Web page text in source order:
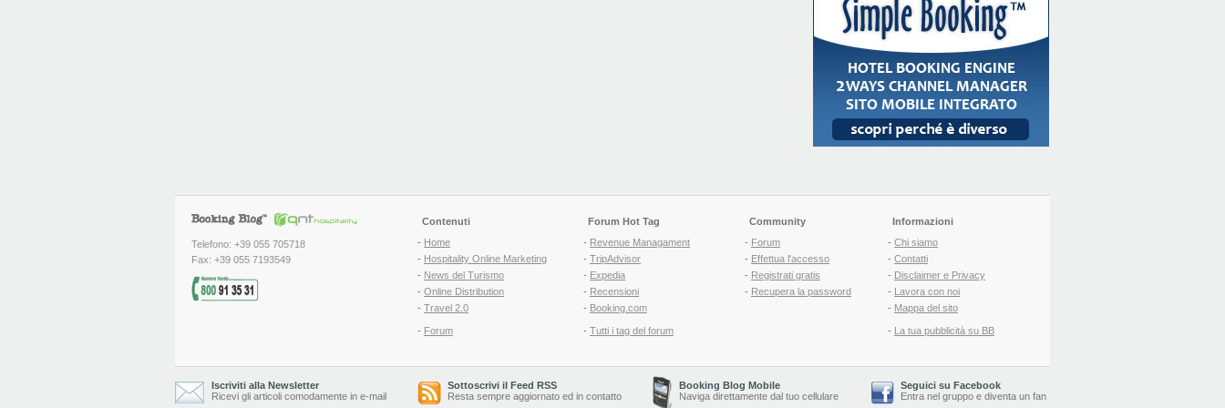
Telefono: +39 055 705718
Fax: +39 055 7193549
Contenuti
- Home
- Hospitality Online Marketing
- News del Turismo
- Online Distribution
- Travel 2.0
- Forum
Forum Hot Tag
- Revenue Managament
- TripAdvisor
- Expedia
- Recensioni
- Booking.com
- Tutti i tag del forum
Community
- Forum
- Effettua l'accesso
- Registrati gratis
- Recupera la password
Informazioni
- Chi siamo
- Contatti
- Disclaimer e Privacy
- Lavora con noi
- Mappa del sito
- La tua pubblicità su BB
Iscriviti alla Newsletter
Ricevi gli articoli comodamente in e-mail
Sottoscrivi il Feed RSS
Resta sempre aggiornato ed in contatto
Booking Blog Mobile
Naviga direttamente dal tuo cellulare
Seguici su Facebook
Entra nel gruppo e diventa un fan